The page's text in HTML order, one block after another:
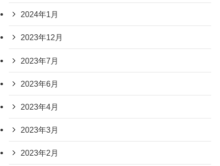
2024年1月
2023年12月
2023年7月
2023年6月
2023年4月
2023年3月
2023年2月